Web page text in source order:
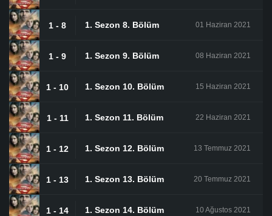
1 - 8 1. Sezon 8. Bölüm 01 Haziran 2021
1 - 9 1. Sezon 9. Bölüm 08 Haziran 2021
1 - 10 1. Sezon 10. Bölüm 15 Haziran 2021
1 - 11 1. Sezon 11. Bölüm 22 Haziran 2021
1 - 12 1. Sezon 12. Bölüm 13 Temmuz 2021
1 - 13 1. Sezon 13. Bölüm 20 Temmuz 2021
1 - 14 1. Sezon 14. Bölüm 10 Ağustos 2021